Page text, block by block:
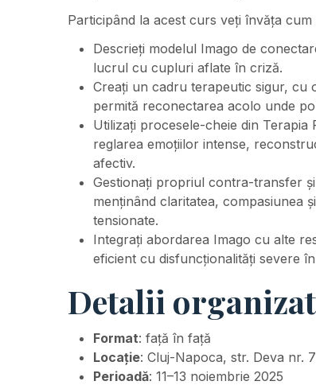
Participând la acest curs veți învăța cum
Descrieți modelul Imago de
lucrul cu cupluri aflate în criză.
Creați un cadru terapeutic sigur, cu
permită reconectarea acolo unde
Utilizați procesele-cheie din Terapia
reglarea emoțiilor intense,
afectiv.
Gestionați propriul contra-transfer
menținând claritatea, compasiunea
tensionate.
Integrați abordarea Imago cu alte
eficient cu disfuncționalități severe
Detalii
Format: față în față
Locație: Cluj-Napoca, str. Deva nr.
Perioadă: 11–13 noiembrie 2025